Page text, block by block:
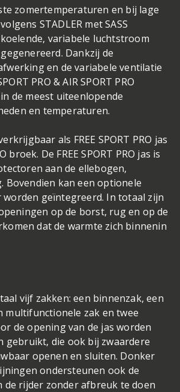
zomertemperaturen en bij lage
STADLER met SASS
variabele luchtstroom
Dankzij de
en de variabele ventilatie
PRO & AIR SPORT PRO
de meest uiteenlopende
en temperaturen.
als FREE SPORT PRO jas
broek. De FREE SPORT PRO jas is
aan de ellebogen,
Bovendien kan een optionele
geïntegreerd. In totaal zijn
op de borst, rug en op de
dat de warmte zich binnenin
vijf zakken: een binnenzak, een
multifunctionele zak en twee
de opening van de jas worden
gebruikt, die ook bij zwaardere
openen en sluiten. Donker
ondersteunen ook de
de rijder zonder afbreuk te doen